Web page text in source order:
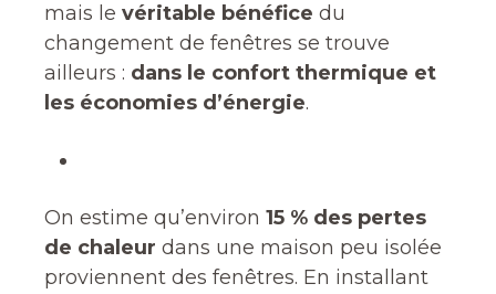
mais le véritable bénéfice du
changement de fenêtres se trouve
ailleurs : dans le confort thermique et
les économies d’énergie.
On estime qu’environ 15 % des pertes
de chaleur dans une maison peu isolée
proviennent des fenêtres. En installant